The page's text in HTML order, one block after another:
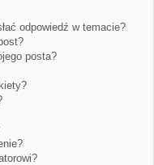
odpowiedź w temacie?
posta?